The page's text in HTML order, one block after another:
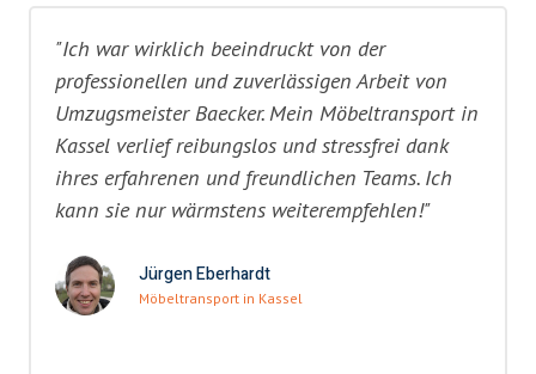
"Ich war wirklich beeindruckt von der
professionellen und zuverlässigen Arbeit von
Umzugsmeister Baecker. Mein Möbeltransport in
Kassel verlief reibungslos und stressfrei dank
ihres erfahrenen und freundlichen Teams. Ich
kann sie nur wärmstens weiterempfehlen!"
Jürgen Eberhardt
Möbeltransport in Kassel